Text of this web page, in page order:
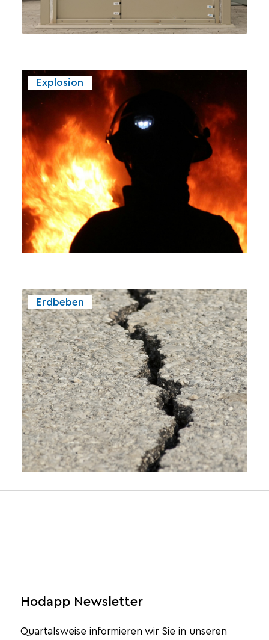
Explosion
Erdbeben
Hodapp Newsletter
Quartalsweise informieren wir Sie in unseren